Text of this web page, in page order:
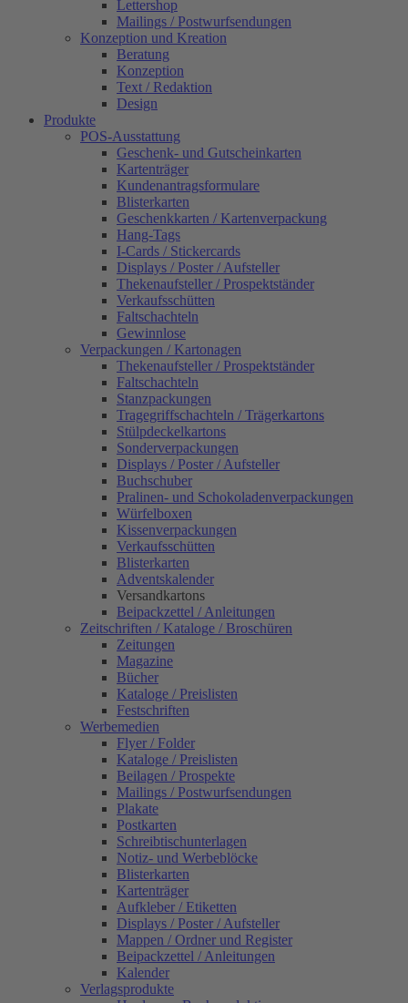
Lettershop
Mailings / Postwurfsendungen
Konzeption und Kreation
Beratung
Konzeption
Text / Redaktion
Design
Produkte
POS-Ausstattung
Geschenk- und Gutscheinkarten
Kartenträger
Kundenantragsformulare
Blisterkarten
Geschenkkarten / Kartenverpackung
Hang-Tags
I-Cards / Stickercards
Displays / Poster / Aufsteller
Thekenaufsteller / Prospektständer
Verkaufsschütten
Faltschachteln
Gewinnlose
Verpackungen / Kartonagen
Thekenaufsteller / Prospektständer
Faltschachteln
Stanzpackungen
Tragegriffschachteln / Trägerkartons
Stülpdeckelkartons
Sonderverpackungen
Displays / Poster / Aufsteller
Buchschuber
Pralinen- und Schokoladenverpackungen
Würfelboxen
Kissenverpackungen
Verkaufsschütten
Blisterkarten
Adventskalender
Versandkartons
Beipackzettel / Anleitungen
Zeitschriften / Kataloge / Broschüren
Zeitungen
Magazine
Bücher
Kataloge / Preislisten
Festschriften
Werbemedien
Flyer / Folder
Kataloge / Preislisten
Beilagen / Prospekte
Mailings / Postwurfsendungen
Plakate
Postkarten
Schreibtischunterlagen
Notiz- und Werbeblöcke
Blisterkarten
Kartenträger
Aufkleber / Etiketten
Displays / Poster / Aufsteller
Mappen / Ordner und Register
Beipackzettel / Anleitungen
Kalender
Verlagsprodukte